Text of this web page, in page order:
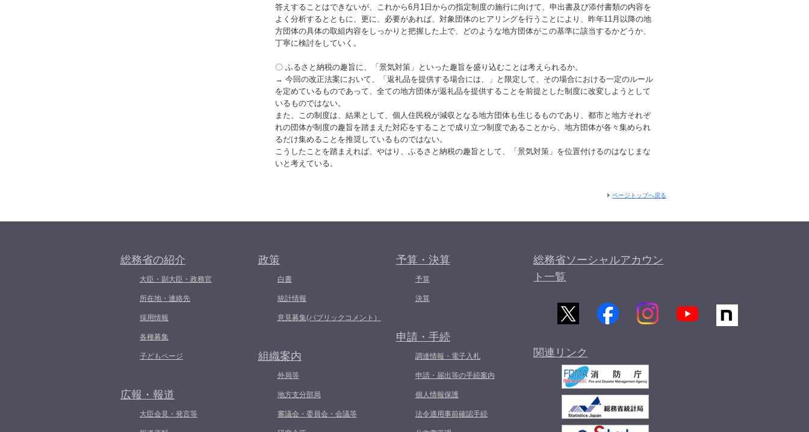
答えすることはできないが、これから6月1日からの指定制度の施行に向けて、申出書及び添付書類の内容を
よく分析するとともに、更に、必要があれば、対象団体のヒアリングを行うことにより、昨年11月以降の地
方団体の具体の取組内容をしっかりと把握した上で、どのような地方団体がこの基準に該当するかどうか、
丁寧に検討をしていく。
〇 ふるさと納税の趣旨に、「景気対策」といった趣旨を盛り込むことは考えられるか。
→ 今回の改正法案において、「返礼品を提供する場合には、」と限定して、その場合における一定のルール
を定めているものであって、全ての地方団体が返礼品を提供することを前提とした制度に改変しようとして
いるものではない。
また、この制度は、結果として、個人住民税が減収となる地方団体も生じるものであり、都市と地方それぞ
れの団体が制度の趣旨を踏まえた対応をすることで成り立つ制度であることから、地方団体が各々集められ
るだけ集めることを推奨しているものではない。
こうしたことを踏まえれば、やはり、ふるさと納税の趣旨として、「景気対策」を位置付けるのはなじまな
いと考えている。
ページトップへ戻る
総務省の紹介
大臣・副大臣・政務官
所在地・連絡先
採用情報
各種募集
子どもページ
広報・報道
大臣会見・発言等
政策
白書
統計情報
意見募集(パブリックコメント）
組織案内
外局等
地方支分部局
審議会・委員会・会議等
予算・決算
予算
決算
申請・手続
調達情報・電子入札
申請・届出等の手続案内
個人情報保護
法令適用事前確認手続
総務省ソーシャルアカウン
ト一覧
関連リンク